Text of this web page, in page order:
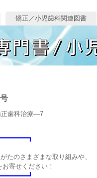
矯正／小児歯科関連図書
正歯科治療—7
募集中です！
たのさまざまな取り組みや、
アをお寄せください！